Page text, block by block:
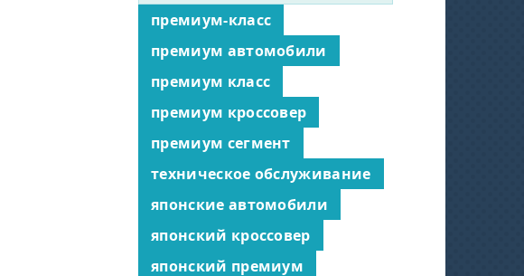
премиум-класс
премиум автомобили
премиум класс
премиум кроссовер
премиум сегмент
техническое обслуживание
японские автомобили
японский кроссовер
японский премиум